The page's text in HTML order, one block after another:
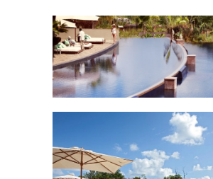
Hübsch anzusehende Infinity-